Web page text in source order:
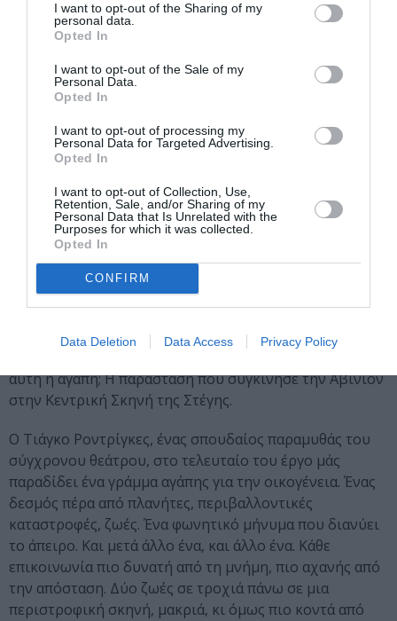
I want to opt-out of the Sharing of my
personal data.
Opted In
I want to opt-out of the Sale of my
Personal Data.
Opted In
I want to opt-out of processing my
Personal Data for Targeted Advertising.
Opted In
I want to opt-out of Collection, Use,
Retention, Sale, and/or Sharing of my
Personal Data that Is Unrelated with the
Purposes for which it was collected.
Opted In
CONFIRM
Data Deletion Data Access Privacy Policy
επανέρχεται μετά τη «Νέκυια» με μια νέα παράσταση-
εμπειρία. Μια ηλεκτρισμένη ωδή στον πρίγκιπα που
κάποτε όλοι αγαπήσαμε, σε σκηνοθετική επιμέλεια του
βραβευμένου δημιουργού των «Μαγνητικών πεδίων».
Σαν ένα μπλουζ, έναν μακρύ παλμό –κάποτε
μελαγχολικό και άλλοτε δοξαστικό– που αποτίνει φόρο
τιμής στον Παύλο Σιδηρόπουλο και στον δικό του
φαντάστηκε ο Αγγελάκας τη σκηνική εκδοχή στο
διάσημο βιβλίο του 1943.
H Απόσταση | Tiago Rodrigues
07 – 10.05.26 | Θέατρο στην Κεντρική Σκηνή
Έτος 2077. Ένας πατέρας. Μια κόρη. Εκείνος στη Γη.
Εκείνη στον Άρη. Η ανθρωπότητα σε οριακή στιγμή. Η
αυτή η αγάπη; Η παράσταση που συγκίνησε την Αβινιόν
στην Κεντρική Σκηνή της Στέγης.
Ο Τιάγκο Ροντρίγκες, ένας σπουδαίος παραμυθάς του
σύγχρονου θεάτρου, στο τελευταίο του έργο μάς
παραδίδει ένα γράμμα αγάπης για την οικογένεια. Ένας
δεσμός πέρα από πλανήτες, περιβαλλοντικές
καταστροφές, ζωές. Ένα φωνητικό μήνυμα που διανύει
το άπειρο. Και μετά άλλο ένα, και άλλο ένα. Κάθε
επικοινωνία πιο δυνατή από τη μνήμη, πιο αχανής από
την απόσταση. Δύο ζωές σε τροχιά πάνω σε μια
περιστροφική σκηνή, μακριά, κι όμως πιο κοντά από